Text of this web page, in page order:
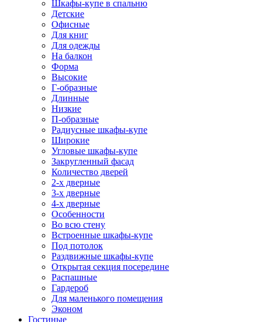
Шкафы-купе в спальню
Детские
Офисные
Для книг
Для одежды
На балкон
Форма
Высокие
Г-образные
Длинные
Низкие
П-образные
Радиусные шкафы-купе
Широкие
Угловые шкафы-купе
Закругленный фасад
Количество дверей
2-х дверные
3-х дверные
4-х дверные
Особенности
Во всю стену
Встроенные шкафы-купе
Под потолок
Раздвижные шкафы-купе
Открытая секция посередине
Распашные
Гардероб
Для маленького помещения
Эконом
Гостиные